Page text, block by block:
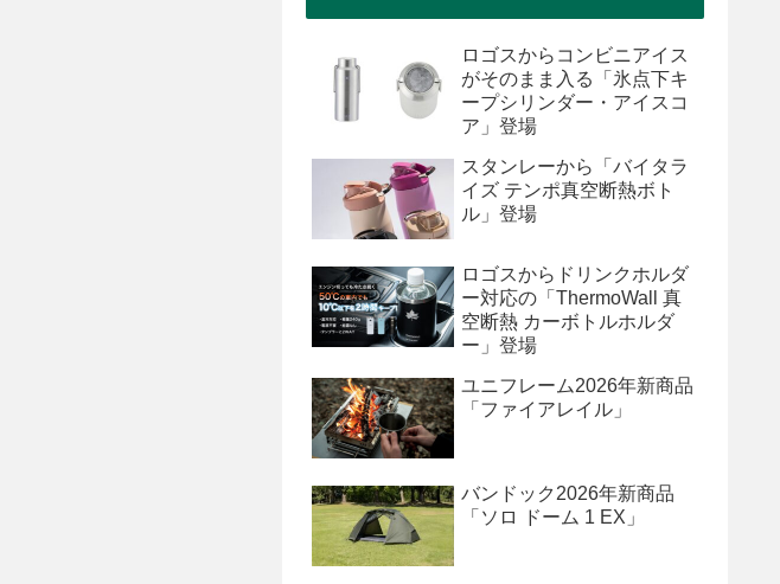
ロゴスからコンビニアイス
がそのまま入る「氷点下キ
ープシリンダー・アイスコ
ア」登場
スタンレーから「バイタラ
イズ テンポ真空断熱ボト
ル」登場
ロゴスからドリンクホルダ
ー対応の「ThermoWall 真
空断熱 カーボトルホルダ
ー」登場
ユニフレーム2026年新商品
「ファイアレイル」
バンドック2026年新商品
「ソロ ドーム 1 EX」